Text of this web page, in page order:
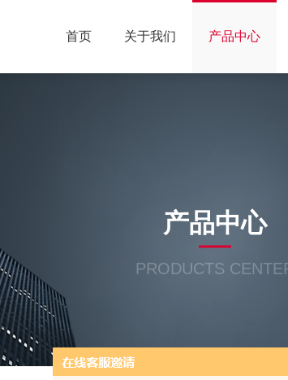
首页 关于我们 产品中心
产品中心
PRODUCTS